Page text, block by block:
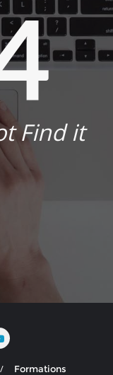
Find it
Formations